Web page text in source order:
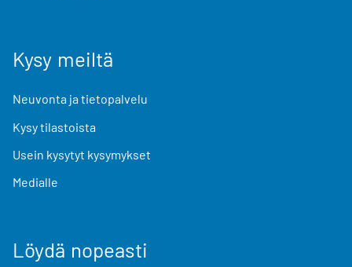
Kysy meiltä
Neuvonta ja tietopalvelu
Kysy tilastoista
Usein kysytyt kysymykset
Medialle
Löydä nopeasti